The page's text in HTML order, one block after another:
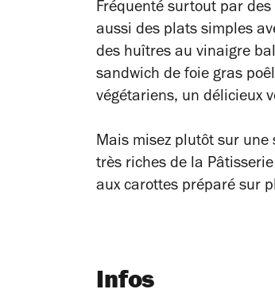
Fréquenté surtout par
aussi des plats simples
des huîtres au vinaigre
sandwich de foie gras
végétariens, un délicieux
Mais misez plutôt sur une
très riches de la
aux carottes préparé sur
Infos